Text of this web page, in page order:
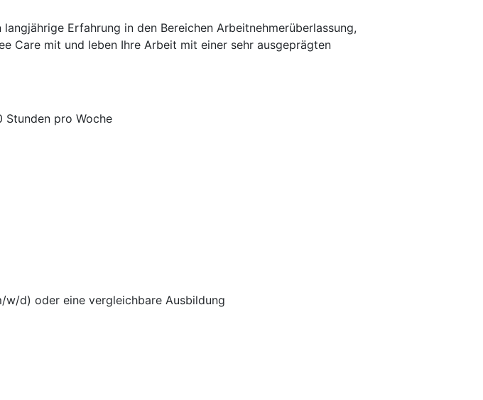
Erfahrung in den Bereichen Arbeitnehmerüberlassung,
Care mit und leben Ihre Arbeit mit einer sehr ausgeprägten
pro Woche
w/d) oder eine vergleichbare Ausbildung